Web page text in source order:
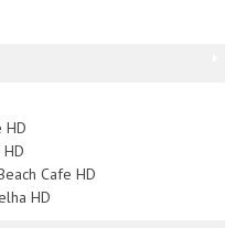
HD
Cafe HD
HD